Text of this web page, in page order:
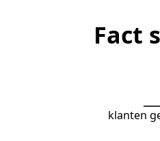
Fact
klanten